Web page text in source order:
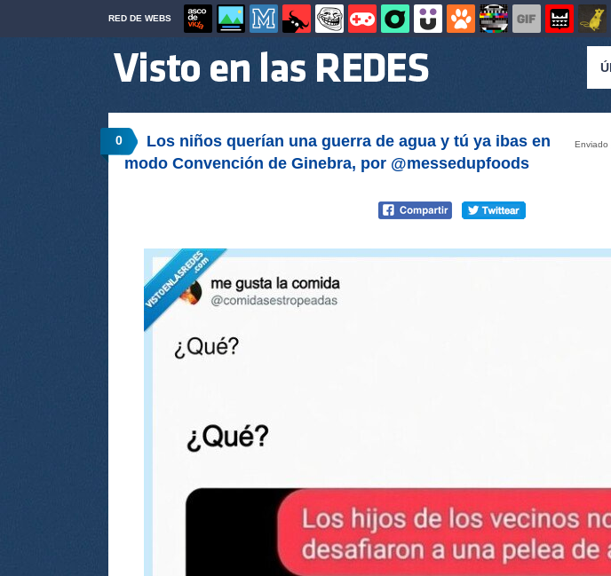
RED DE WEBS
0 Enviado
Los niños querían una guerra de agua y tú ya ibas en
modo Convención de Ginebra, por @messedupfoods